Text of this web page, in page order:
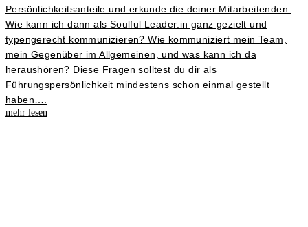
Persönlichkeitsanteile und erkunde die deiner Mitarbeitenden.
Wie kann ich dann als Soulful Leader:in ganz gezielt und
typengerecht kommunizieren? Wie kommuniziert mein Team,
mein Gegenüber im Allgemeinen, und was kann ich da
heraushören? Diese Fragen solltest du dir als
Führungspersönlichkeit mindestens schon einmal gestellt
haben….
mehr lesen